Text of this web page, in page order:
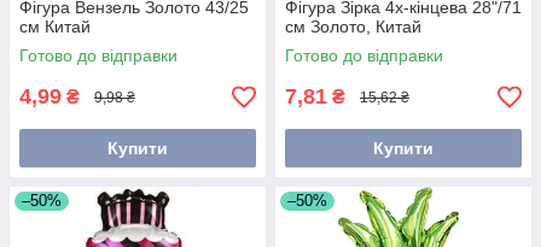
Фігура Вензель Золото 43/25
см Китай
Готово до відправки
4,99 ₴ 9,98 ₴
Купити
Фігура Зірка 4х-кінцева 28"/71
см Золото, Китай
Готово до відправки
7,81 ₴ 15,62 ₴
Купити
–50% –50%